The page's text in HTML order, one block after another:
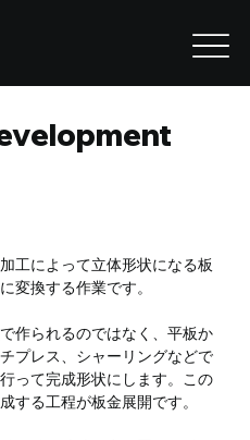
工によって立体形状になる板
変換する作業です。
作られるのではなく、平板か
プレス、シャーリングなどで
って完成形状にします。この
する工程が板金展開です。